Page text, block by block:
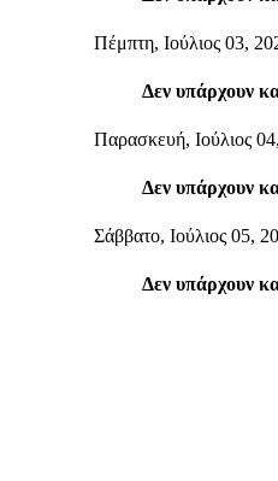
Πέμπτη, Ιούλιος 03,
Δεν υπάρχουν
Παρασκευή, Ιούλιος
Δεν υπάρχουν
Σάββατο, Ιούλιος 05,
Δεν υπάρχουν